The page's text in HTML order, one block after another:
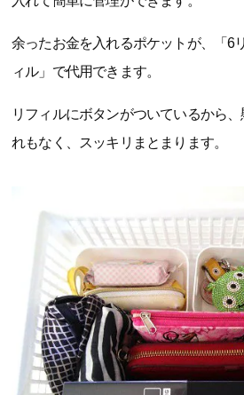
余ったお金を入れるポケットが、「6
ィル」で代用できます。
リフィルにボタンがついているから
れもなく、スッキリまとまります。